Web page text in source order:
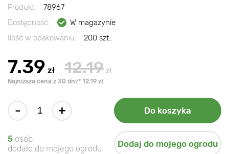
Produkt:
78967
Dostępność:
W magazynie
Ilość w opakowaniu:
200 szt..
7.39 zł 12.19 zł
Najniższa cena z 30 dni:* 12.19 zł
- + Do koszyka
5 osób
dodało do mojego ogrodu
Dodaj do mojego ogrodu